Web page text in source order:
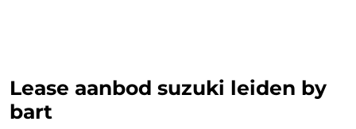
Lease aanbod suzuki leiden by
bart